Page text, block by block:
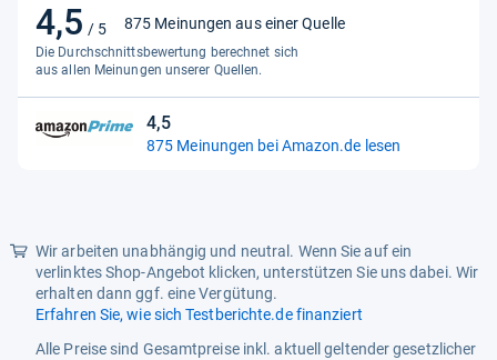
ReleaseDate 20250221
Size 1 stuck 1 er pack
4,5 / 5
4,5
von
5
Sternen
875 Meinungen aus einer Quelle
Die Durchschnittsbewertung berechnet sich
aus allen Meinungen unserer Quellen.
4,5
4,5
von
875 Meinungen bei Amazon.de lesen
Wir arbeiten unabhängig und neutral. Wenn Sie auf ein
verlinktes Shop-Angebot klicken, unterstützen Sie uns dabei. Wir
erhalten dann ggf. eine Vergütung.
Erfahren Sie, wie sich Testberichte.de finanziert
Alle Preise sind Gesamtpreise inkl. aktuell geltender gesetzlicher